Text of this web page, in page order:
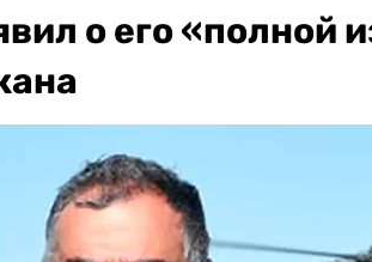
о его «полной